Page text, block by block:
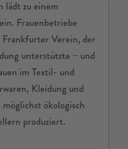
lädt zu einem
Frauenbetriebe
Frankfurter Verein, der
unterstützte – und
im Textil- und
Kleidung und
ökologisch
produziert.